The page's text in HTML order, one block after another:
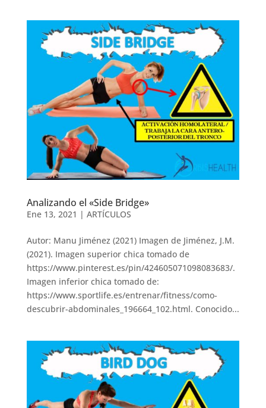
Analizando el «Side Bridge»
Ene 13, 2021 | ARTÍCULOS
Autor: Manu Jiménez (2021) Imagen de Jiménez, J.M.
(2021). Imagen superior chica tomado de
https://www.pinterest.es/pin/424605071098083683/.
Imagen inferior chica tomado de:
https://www.sportlife.es/entrenar/fitness/como-
descubrir-abdominales_196664_102.html. Conocido...